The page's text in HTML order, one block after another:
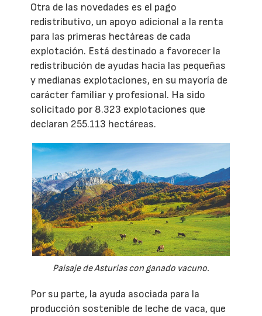
Otra de las novedades es el pago
redistributivo, un apoyo adicional a la renta
para las primeras hectáreas de cada
explotación. Está destinado a favorecer la
redistribución de ayudas hacia las pequeñas
y medianas explotaciones, en su mayoría de
carácter familiar y profesional. Ha sido
solicitado por 8.323 explotaciones que
declaran 255.113 hectáreas.
Paisaje de Asturias con ganado vacuno.
Por su parte, la ayuda asociada para la
producción sostenible de leche de vaca, que